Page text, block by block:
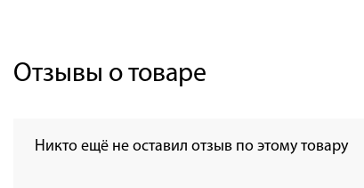
Отзывы о товаре
Никто ещё не оставил отзыв по этому товару